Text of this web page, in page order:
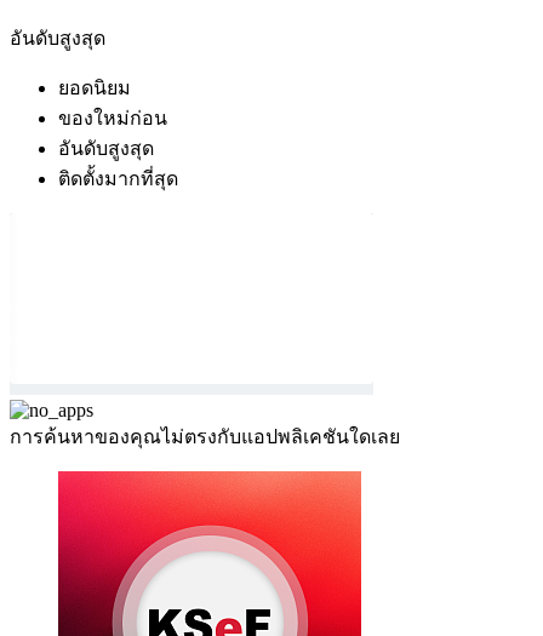
อันดับสูงสุด
ยอดนิยม
ของใหม่ก่อน
อันดับสูงสุด
ติดตั้งมากที่สุด
การค้นหาของคุณไม่ตรงกับแอปพลิเคชันใดเลย